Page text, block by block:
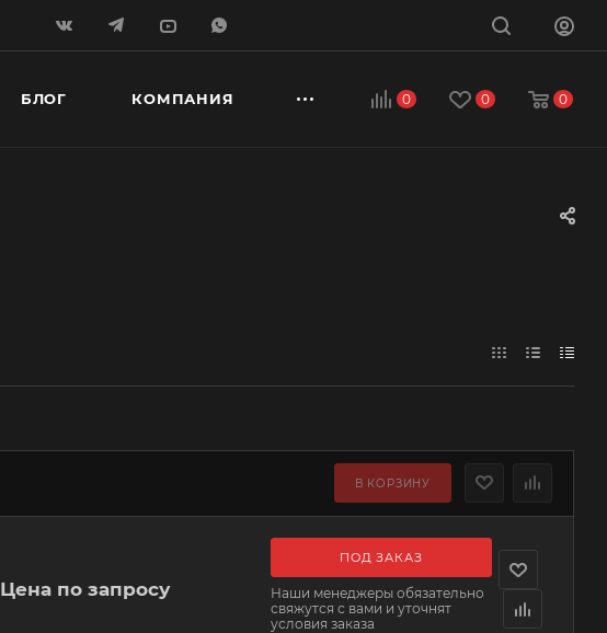
0 0 0
БЛОГ КОМПАНИЯ
В КОРЗИНУ
Цена по запросу
ПОД ЗАКАЗ
Наши менеджеры обязательно
свяжутся с вами и уточнят
условия заказа